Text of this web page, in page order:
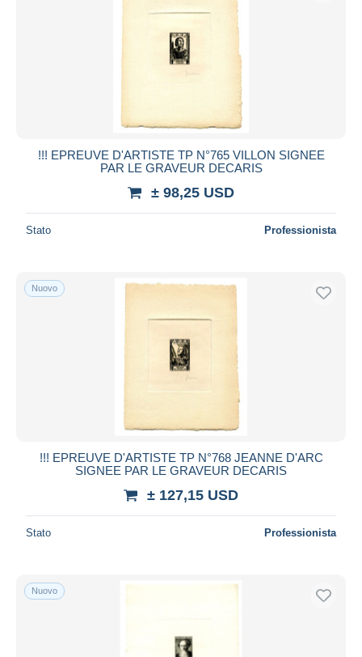
!!! EPREUVE D'ARTISTE TP N°765 VILLON SIGNEE
PAR LE GRAVEUR DECARIS
± 98,25 USD
Stato Professionista
Nuovo
!!! EPREUVE D'ARTISTE TP N°768 JEANNE D'ARC
SIGNEE PAR LE GRAVEUR DECARIS
± 127,15 USD
Stato Professionista
Nuovo